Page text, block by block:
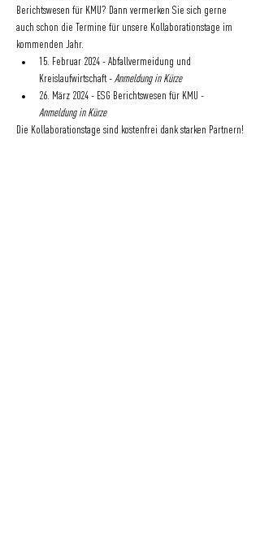
Berichtswesen für KMU? Dann vermerken Sie sich gerne
auch schon die Termine für unsere Kollaborationstage im
kommenden Jahr.
15. Februar 2024 - Abfallvermeidung und
Kreislaufwirtschaft - Anmeldung in Kürze
26. März 2024 - ESG Berichtswesen für KMU -
Anmeldung in Kürze
Die Kollaborationstage sind kostenfrei dank starken Partnern!